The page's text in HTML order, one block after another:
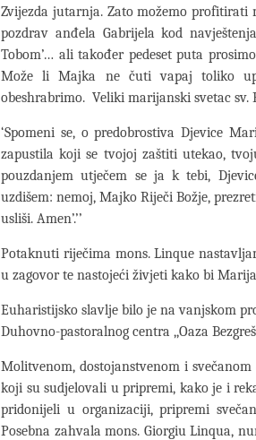
Zvijezda jutarnja. Zato možemo profitirati
pozdrav anđela Gabrijela kod
Tobom’… ali također pedeset puta
Može li Majka ne čuti vapaj toliko
obeshrabrimo. Veliki marijanski svetac sv.
‘Spomeni se, o predobrostiva Djevice
zapustila koji se tvojoj zaštiti utekao,
pouzdanjem utječem se ja k tebi,
uzdišem: nemoj, Majko Riječi Božje,
usliši. Amen’.’’
Potaknuti riječima mons. Linque
u zagovor te nastojeći živjeti kako bi
Euharistijsko slavlje bilo je na vanjskom
Duhovno-pastoralnog centra ,,Oaza
Molitvenom, dostojanstvenom i
koji su sudjelovali u pripremi, kako je i
pridonijeli u organizaciji, pripremi
Posebna zahvala mons. Giorgiu Linqua,